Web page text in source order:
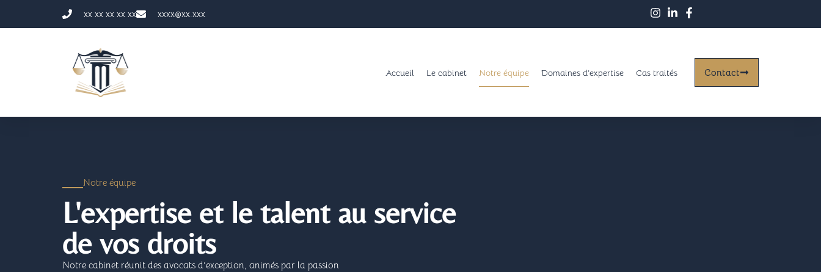
xx xx xx xx xx xxxx@xx.xxx
Accueil Le cabinet Notre équipe Domaines d’expertise Cas traités Contact
Notre équipe
L'expertise et le talent au service
de vos droits
Notre cabinet réunit des avocats d’exception, animés par la passion